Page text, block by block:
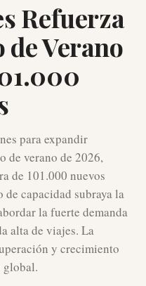
Refuerza
Verano
para expandir
de verano de 2026,
de 101.000 nuevos
de capacidad subraya la
la fuerte demanda
alta de viajes. La
y crecimiento
global.